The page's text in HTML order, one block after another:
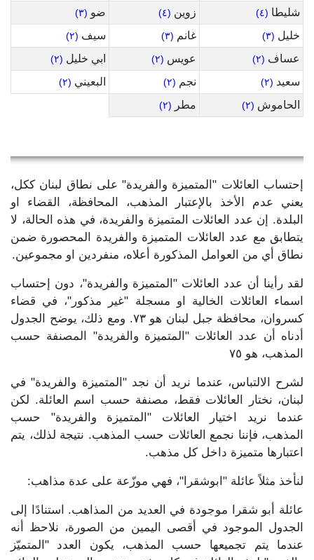
شليطا (٤) زوين (٤) ضو (٣)
خليل (٣) غانم (٣) سيف (٢)
عساف (٢) عويس (٢) ابي خليل (٢)
سعيد (٢) نجم (٢) البعيني (٢)
الحاموش (٢) مطر (٢)
إحتساب العائلات "المتميزة والفريدة" على نطاق لبنان ككل،
يعني عدم الأخذ بالإعتبار المذهب، المحافظة، القضاء او
البلدة. إن عدد العائلات المتميزة والفريدة، في هذه الحالة، لا
يتطابق مع عدد العائلات المتميزة والفريدة المحصورة ضمن
نطاق أي من العوامل المذكورة أعلاه، منفردين او مجموعين.
لقد رأينا أن عدد العائلات "المتميزة والفريدة"، دون إحتساب
اسماء العائلات الخالية او مسجلة "غير مذكور"، في قضاء
كسروان، محافظة جبل لبنان هو ٧٣. ومع ذلك، يوضح الجدول
أدناه أن عدد العائلات "المتميزة والفريدة" المصنفة حسب
المذهب، هو ٧٥
لشرح الالتباس، عندما نريد أن نجد "المتميزة والفريدة" في
لبنان، نختار العائلات فقط، مصنفة حسب اسم العائلة. لكن
عندما نريد اختيار العائلات "المتميزة والفريدة" حسب
المذهب، فإننا نجمع العائلات حسب المذهب. نتيجة لذلك، يتم
اعتبارها متميزة داخل كل مذهب.
لنأخذ مثلاً عائلة "ابوشقرا"، فهي موزّعة على عدة مذاهب:
عائلة أبو شقرا موجودة في العديد من المذاهب. استنادًا إلى
الجدول الموجود في أقصى اليمين من الصورة، نلاحظ أنه
عندما يتم تجميعها حسب المذهب، يكون العدد "المتميّز